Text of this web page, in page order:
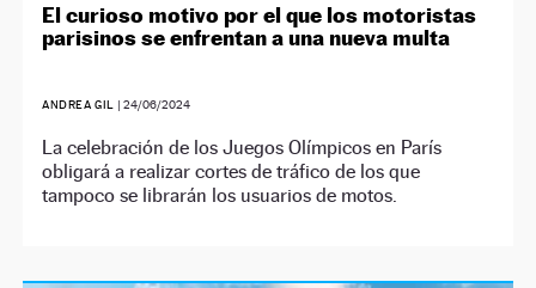
El curioso motivo por el que los motoristas
parisinos se enfrentan a una nueva multa
ANDREA GIL | 24/06/2024
La celebración de los Juegos Olímpicos en París
obligará a realizar cortes de tráfico de los que
tampoco se librarán los usuarios de motos.